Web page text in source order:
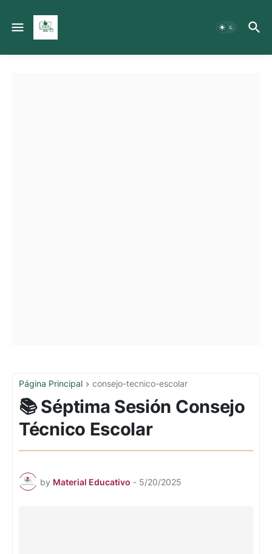
Página Principal consejo-tecnico-escolar
📚 Séptima Sesión Consejo
Técnico Escolar
by Material Educativo - 5/20/2025